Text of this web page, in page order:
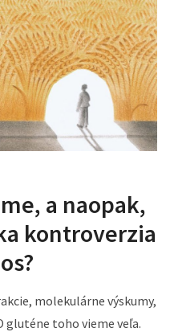
a naopak,
kontroverzia
molekulárne výskumy,
gluténe toho vieme veľa.